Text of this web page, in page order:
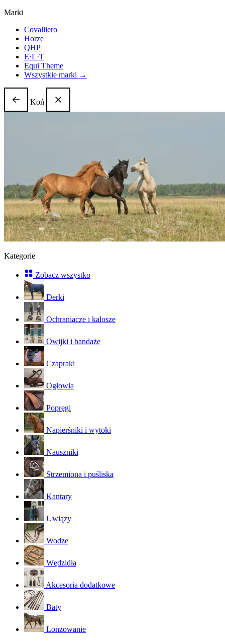
Marki
Covalliero
Horze
QHP
E·L·T
Equi Theme
Wszystkie marki →
Koń
Kategorie
Zobacz wszystko
Derki
Ochraniacze i kalosze
Owijki i bandaże
Czapraki
Ogłowia
Popręgi
Napierśniki i wytoki
Nauszniki
Strzemiona i puśliska
Kantary
Uwiązy
Wodze
Wędzidła
Akcesoria dodatkowe
Baty
Lonżowanie